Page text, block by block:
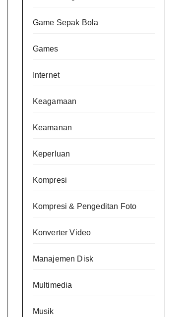
Game Sepak Bola
Games
Internet
Keagamaan
Keamanan
Keperluan
Kompresi
Kompresi & Pengeditan Foto
Konverter Video
Manajemen Disk
Multimedia
Musik